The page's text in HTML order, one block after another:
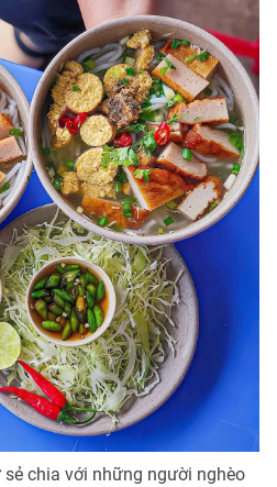
chia với những người nghèo